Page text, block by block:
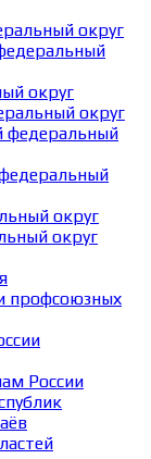
округ
округ
округ
федеральный
округ
округ
профсоюзных
России